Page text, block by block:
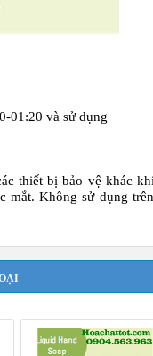
01:20 và sử dụng
thiết bị bảo vệ khác
Không sử dụng